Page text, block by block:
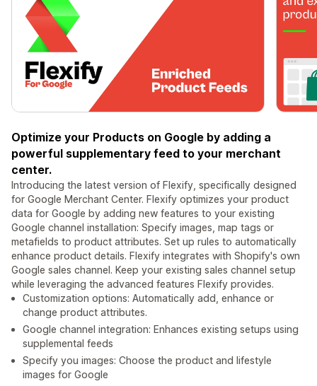
Optimize your Products on Google by adding a
powerful supplementary feed to your merchant
center.
Introducing the latest version of Flexify, specifically designed
for Google Merchant Center. Flexify optimizes your product
data for Google by adding new features to your existing
Google channel installation: Specify images, map tags or
metafields to product attributes. Set up rules to automatically
enhance product details. Flexify integrates with Shopify's own
Google sales channel. Keep your existing sales channel setup
while leveraging the advanced features Flexify provides.
Customization options: Automatically add, enhance or
change product attributes.
Google channel integration: Enhances existing setups using
supplemental feeds
Specify you images: Choose the product and lifestyle
images for Google